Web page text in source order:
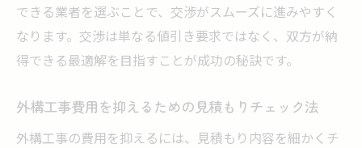
できる業者を選ぶことで、交渉がスムーズに進みやすく
なります。交渉は単なる値引き要求ではなく、双方が納
得できる最適解を目指すことが成功の秘訣です。
外構工事費用を抑えるための見積もりチェック法
外構工事の費用を抑えるには、見積もり内容を細かくチ